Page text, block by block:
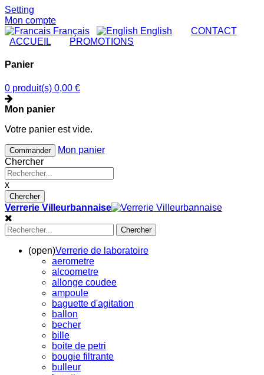
Setting
Mon compte
Français
English CONTACT
ACCUEIL
PROMOTIONS
Panier
0 produit(s) 0,00 €
Mon panier
Votre panier est vide.
Commander
Mon panier
Chercher
x
Chercher
Verrerie Villeurbannaise
Chercher
(open)Verrerie de laboratoire
aerometre
alcoometre
allonge coudee
ampoule
baguette d'agitation
ballon
becher
bille
boite de petri
bougie filtrante
bulleur